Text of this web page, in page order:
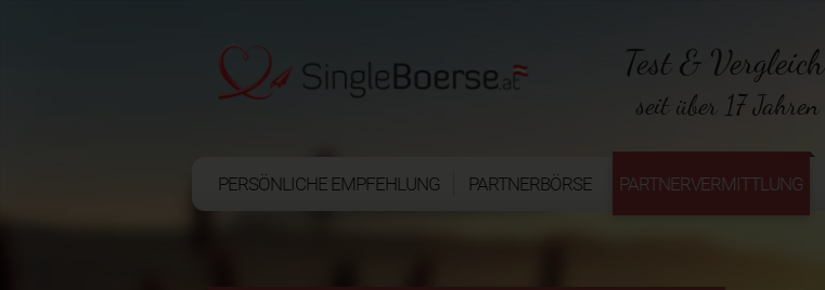
Test & Vergleich
seit über 17 Jahren
PERSÖNLICHE EMPFEHLUNG PARTNERBÖRSE PARTNERVERMITTLUNG